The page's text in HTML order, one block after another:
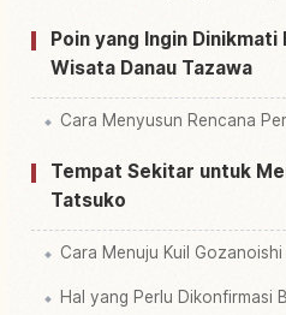
Poin yang Ingin
Wisata Danau Tazawa
Cara Menyusun Rencana
Tempat Sekitar untuk
Tatsuko
Cara Menuju Kuil Gozanoishi
Hal yang Perlu Dikonfirmasi